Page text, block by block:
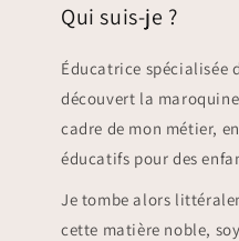
Qui suis-je ?
Éducatrice spécialisée
découvert la
cadre de mon métier,
éducatifs pour des
Je tombe alors
cette matière noble,